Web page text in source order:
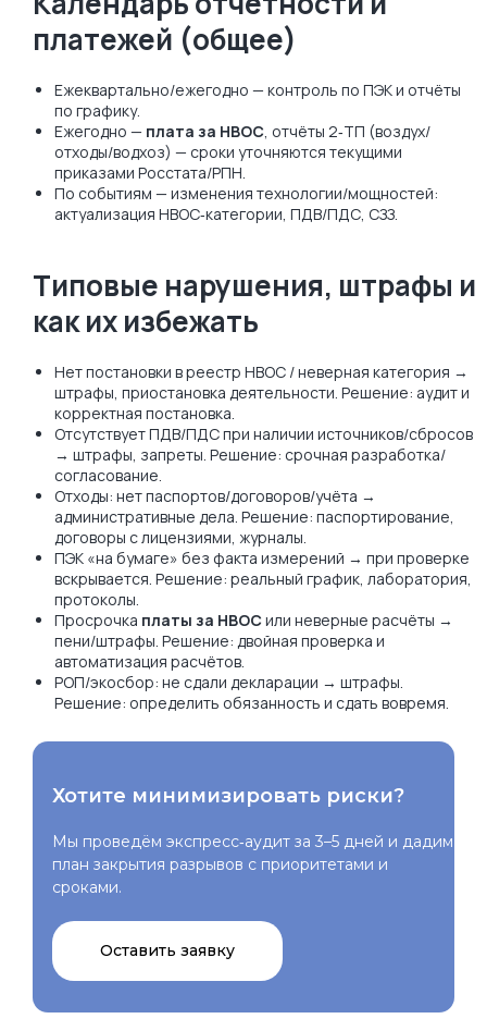
платежей (общее)
Ежеквартально/ежегодно — контроль по ПЭК и отчёты
по графику.
Ежегодно — плата за НВОС, отчёты 2‑ТП (воздух/
отходы/водхоз) — сроки уточняются текущими
приказами Росстата/РПН.
По событиям — изменения технологии/мощностей:
актуализация НВОС‑категории, ПДВ/ПДС, СЗЗ.
Типовые нарушения, штрафы и
как их избежать
Нет постановки в реестр НВОС / неверная категория →
штрафы, приостановка деятельности. Решение: аудит и
корректная постановка.
Отсутствует ПДВ/ПДС при наличии источников/сбросов
→ штрафы, запреты. Решение: срочная разработка/
согласование.
Отходы: нет паспортов/договоров/учёта →
административные дела. Решение: паспортирование,
договоры с лицензиями, журналы.
ПЭК «на бумаге» без факта измерений → при проверке
вскрывается. Решение: реальный график, лаборатория,
протоколы.
Просрочка платы за НВОС или неверные расчёты →
пени/штрафы. Решение: двойная проверка и
автоматизация расчётов.
РОП/экосбор: не сдали декларации → штрафы.
Решение: определить обязанность и сдать вовремя.
Хотите минимизировать риски?
Мы проведём экспресс‑аудит за 3–5 дней и дадим
план закрытия разрывов с приоритетами и
сроками.
Оставить заявку